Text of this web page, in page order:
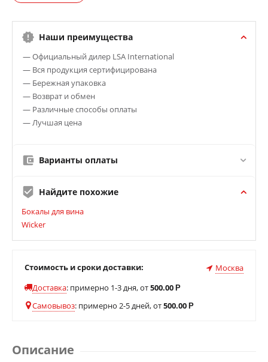
Наши преимущества
— Официальный дилер LSA International
— Вся продукция сертифицирована
— Бережная упаковка
— Возврат и обмен
— Различные способы оплаты
— Лучшая цена
Варианты оплаты
Найдите похожие
Бокалы для вина
Wicker
Стоимость и сроки доставки:
Москва
Доставка: примерно 1-3 дня, от500.00 Р
Самовывоз: примерно 2-5 дней, от500.00 Р
Описание